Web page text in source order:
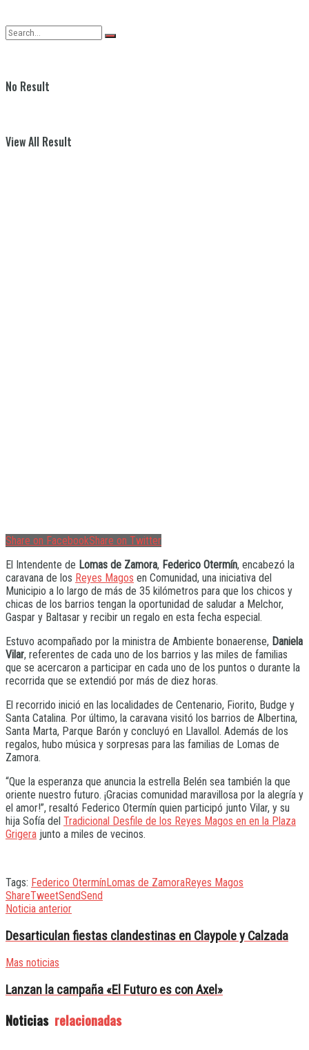
No Result
View All Result
Share on FacebookShare on Twitter
El Intendente de Lomas de Zamora, Federico Otermín, encabezó la
caravana de los Reyes Magos en Comunidad, una iniciativa del
Municipio a lo largo de más de 35 kilómetros para que los chicos y
chicas de los barrios tengan la oportunidad de saludar a Melchor,
Gaspar y Baltasar y recibir un regalo en esta fecha especial.
Estuvo acompañado por la ministra de Ambiente bonaerense, Daniela
Vilar, referentes de cada uno de los barrios y las miles de familias
que se acercaron a participar en cada uno de los puntos o durante la
recorrida que se extendió por más de diez horas.
El recorrido inició en las localidades de Centenario, Fiorito, Budge y
Santa Catalina. Por último, la caravana visitó los barrios de Albertina,
Santa Marta, Parque Barón y concluyó en Llavallol. Además de los
regalos, hubo música y sorpresas para las familias de Lomas de
Zamora.
“Que la esperanza que anuncia la estrella Belén sea también la que
oriente nuestro futuro. ¡Gracias comunidad maravillosa por la alegría y
el amor!”, resaltó Federico Otermín quien participó junto Vilar, y su
hija Sofía del Tradicional Desfile de los Reyes Magos en en la Plaza
Grigera junto a miles de vecinos.
Tags: Federico OtermínLomas de ZamoraReyes Magos
ShareTweetSendSend
Noticia anterior
Desarticulan fiestas clandestinas en Claypole y Calzada
Mas noticias
Lanzan la campaña «El Futuro es con Axel»
Noticias relacionadas